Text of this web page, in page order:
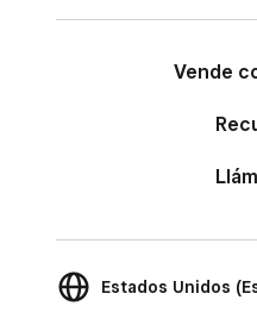
Vende
Estados Unidos